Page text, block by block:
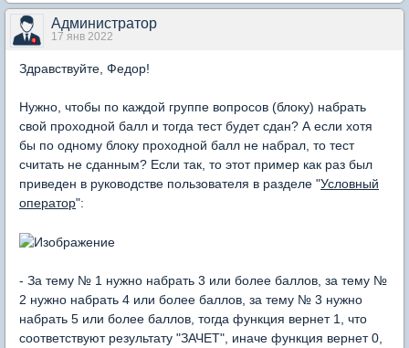
Администратор
17 янв 2022
Здравствуйте, Федор!
Нужно, чтобы по каждой группе вопросов (блоку) набрать
свой проходной балл и тогда тест будет сдан? А если хотя
бы по одному блоку проходной балл не набрал, то тест
считать не сданным? Если так, то этот пример как раз был
приведен в руководстве пользователя в разделе "Условный
оператор":
- За тему № 1 нужно набрать 3 или более баллов, за тему №
2 нужно набрать 4 или более баллов, за тему № 3 нужно
набрать 5 или более баллов, тогда функция вернет 1, что
соответствуют результату "ЗАЧЕТ", иначе функция вернет 0,